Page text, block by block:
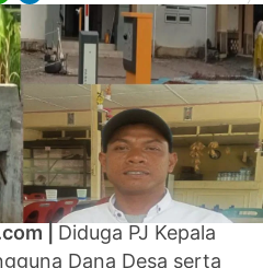
| Diduga PJ Kepala
Dana Desa serta